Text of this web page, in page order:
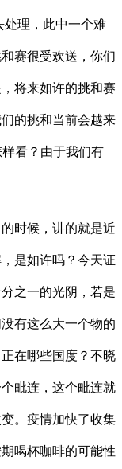
处理，此中一个难
赛很受欢送，你们
将来如许的挑和赛
的挑和当前会越来
看？由于我们有
时候，讲的就是近
是如许吗？今天证
之一的光阴，若是
有这么大一个物的
在哪些国度？不晓
毗连，这个毗连就
。疫情加快了收集
喝杯咖啡的可能性